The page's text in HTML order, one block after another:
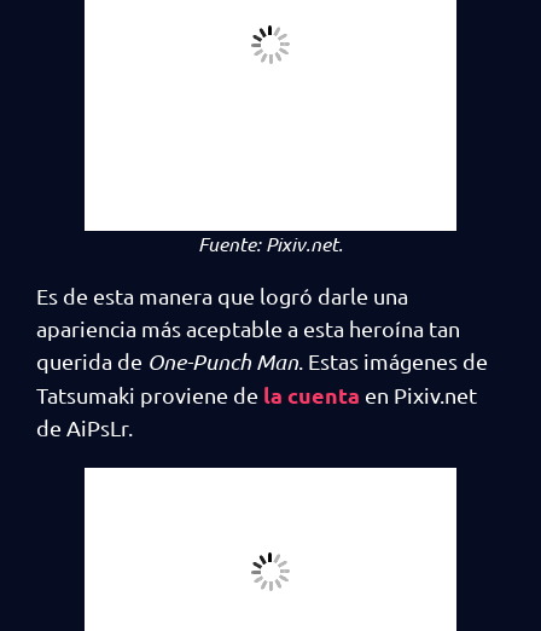
Fuente:Pixiv.net.
Es de esta manera que logró darle una
apariencia más aceptable a esta heroína tan
querida de One-Punch Man . Estas imágenes de
Tatsumaki proviene de la cuenta en Pixiv.net
de AiPsLr.